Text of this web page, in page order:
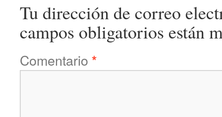
Tu dirección de correo
campos obligatorios están
Comentario *